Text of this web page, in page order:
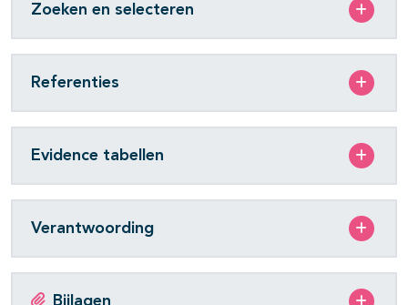
Zoeken en selecteren
Referenties
Evidence tabellen
Verantwoording
Bijlagen